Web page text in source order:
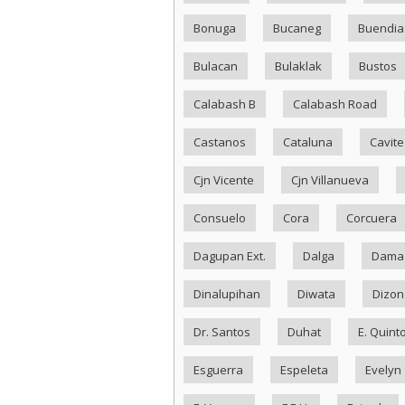
Bonuga Bucaneg Buendia
Bulacan Bulaklak Bustos
Calabash B Calabash Road
Castanos Cataluna Cavite
Cjn Vicente Cjn Villanueva
Consuelo Cora Corcuera
Dagupan Ext. Dalga
Dinalupihan Diwata Dizon
Dr. Santos Duhat E.
Esguerra Espeleta Evelyn